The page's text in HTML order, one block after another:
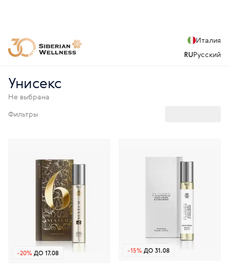
Италия
RUРусский
Унисекс
Не выбрана
Фильтры
-20%ДО 17.08 -15%ДО 31.08